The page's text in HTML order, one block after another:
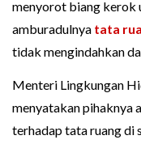
menyorot biang kerok
amburadulnya tata
tidak mengindahkan
Menteri Lingkungan
menyatakan pihaknya
terhadap tata ruang di